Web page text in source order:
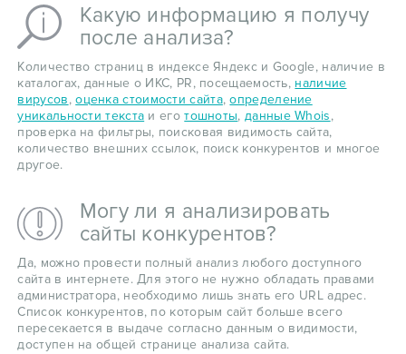
Какую информацию я получу
после анализа?
Количество страниц в индексе Яндекс и Google, наличие в
каталогах, данные о ИКС, PR, посещаемость, наличие
вирусов,оценка стоимости сайта,определение
уникальности текста и еготошноты,данные Whois,
проверка на фильтры, поисковая видимость сайта,
количество внешних ссылок, поиск конкурентов и многое
другое.
Могу ли я анализировать
сайты конкурентов?
Да, можно провести полный анализ любого доступного
сайта в интернете. Для этого не нужно обладать правами
администратора, необходимо лишь знать его URL адрес.
Список конкурентов, по которым сайт больше всего
пересекается в выдаче согласно данным о видимости,
доступен на общей странице анализа сайта.